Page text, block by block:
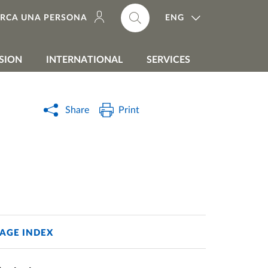
UNA PERSONA ENG
INTERNATIONAL SERVICES
Share Print
INDEX